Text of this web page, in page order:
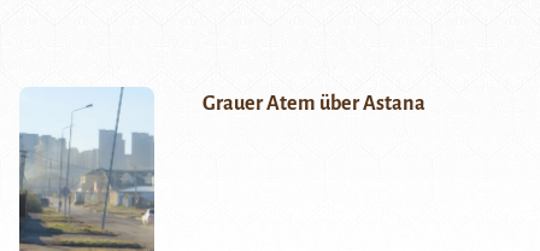
Grauer Atem über Astana